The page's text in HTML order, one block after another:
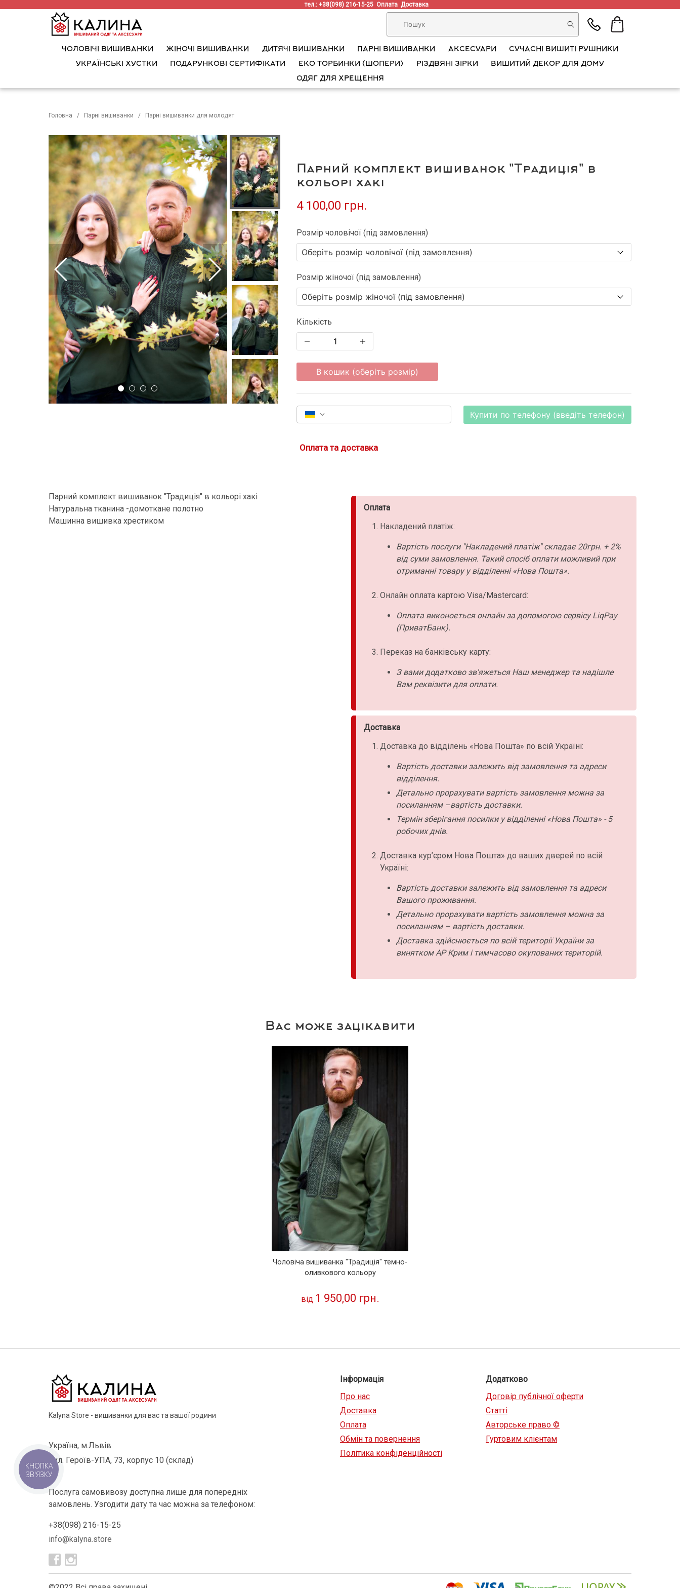
тел.: +38(098) 216-15-25 Оплата Доставка
ЧОЛОВІЧІ ВИШИВАНКИ ЖІНОЧІ ВИШИВАНКИ ДИТЯЧІ ВИШИВАНКИ ПАРНІ ВИШИВАНКИ АКСЕСУАРИ
СУЧАСНІ ВИШИТІ РУШНИКИ
УКРАЇНСЬКІ ХУСТКИ
ПОДАРУНКОВІ СЕРТИФІКАТИ ЕКО ТОРБИНКИ (ШОПЕРИ) РІЗДВЯНІ ЗІРКИ
ВИШИТИЙ ДЕКОР ДЛЯ ДОМУ
ОДЯГ ДЛЯ ХРЕЩЕННЯ
Головна Парні вишиванки Парні вишиванки для молодят
Парний комплект вишиванок "Традиція" в
кольорі хакі
4 100,00 грн.
Розмір чоловічої (під замовлення)
Розмір жіночої (під замовлення)
Кількість
В кошик (оберіть розмір)
Купити по телефону (введіть телефон)
Оплата та доставка
Парний комплект вишиванок "Традиція" в кольорі хакі
Натуральна тканина -домоткане полотно
Машинна вишивка хрестиком
Оплата
Накладений платіж:
Вартість послуги "Накладений платіж" складає 20грн. + 2%
від суми замовлення. Такий спосіб оплати можливий при
отриманні товару у відділенні «Нова Пошта».
Онлайн оплата картою Visa/Mastercard:
Оплата виконоється онлайн за допомогою сервісу LiqPay
(ПриватБанк).
Переказ на банківську карту:
З вами додатково зв'яжеться Наш менеджер та надішле
Вам реквізити для оплати.
Доставка
Доставка до відділень «Нова Пошта» по всій Україні:
Вартість доставки залежить від замовлення та адреси
відділення.
Детально прорахувати вартість замовлення можна за
посиланням –вартість доставки.
Термін зберігання посилки у відділенні «Нова Пошта» - 5
робочих днів.
Доставка кур’єром Нова Пошта» до ваших дверей по всій
Україні:
Вартість доставки залежить від замовлення та адреси
Вашого проживання.
Детально прорахувати вартість замовлення можна за
посиланням – вартість доставки.
Доставка здійснюється по всій території України за
винятком АР Крим і тимчасово окупованих територій.
Вас може зацікавити
Чоловіча вишиванка "Традиція" темно-
оливкового кольору
від 1 950,00 грн.
Kalyna Store - вишиванки для вас та вашої родини
Україна, м.Львів
вул. Героїв-УПА, 73, корпус 10 (склад)
Послуга самовивозу доступна лише для попередніх
замовлень. Узгодити дату та час можна за телефоном:
+38(098) 216-15-25
info@kalyna.store
Інформація
Про нас
Доставка
Оплата
Обмін та повернення
Політика конфіденційності
Додатково
Договір публічної оферти
Статті
Авторське право ©
Гуртовим клієнтам
КНОПКА
ЗВ'ЯЗКУ